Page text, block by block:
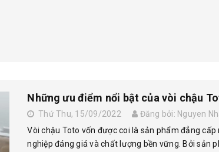
Những ưu điểm nổi bật của vòi chậu
Thứ Thu, 15/09/2022
Đăng bởi: Nguyen
Vòi chậu Toto vốn được coi là sản phẩm đẳng
nghiệp đáng giá và chất lượng bền vững. Bởi sản